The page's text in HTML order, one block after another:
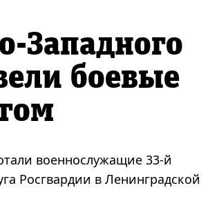
Западного
боевые
военнослужащие 33-й
Росгвардии в Ленинградской